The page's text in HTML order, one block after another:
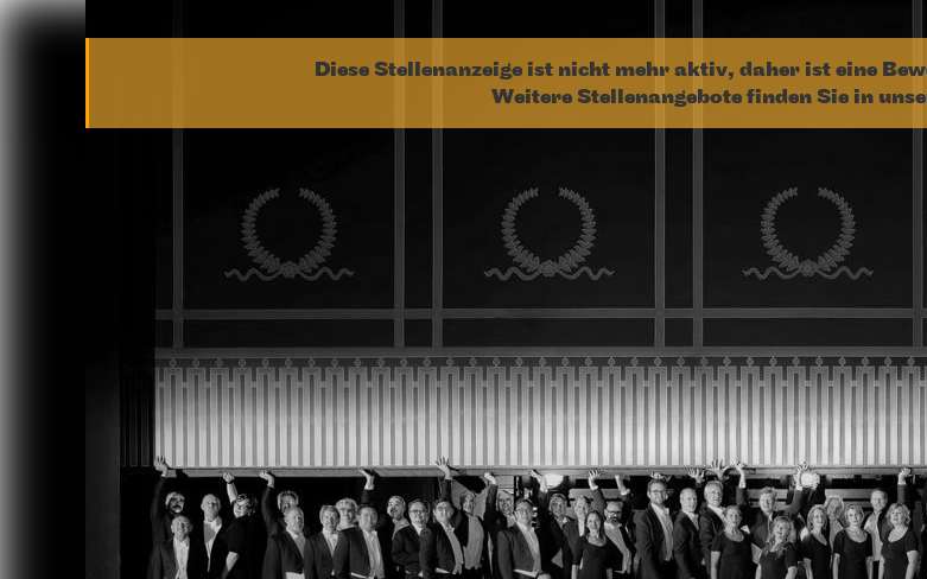
Diese Stellenanzeige ist nicht mehr aktiv, daher ist eine
Weitere Stellenangebote finden Sie in